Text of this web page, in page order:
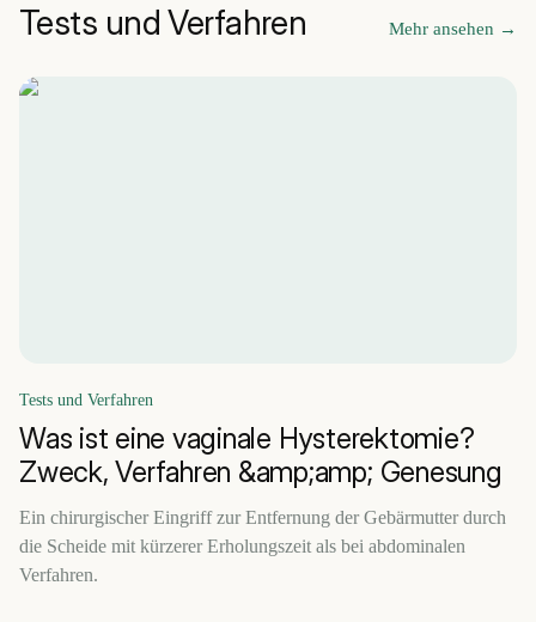
Tests und Verfahren Mehr ansehen →
Tests und Verfahren
Was ist eine vaginale Hysterektomie?
Zweck, Verfahren &amp;amp; Genesung
Ein chirurgischer Eingriff zur Entfernung der Gebärmutter durch
die Scheide mit kürzerer Erholungszeit als bei abdominalen
Verfahren.